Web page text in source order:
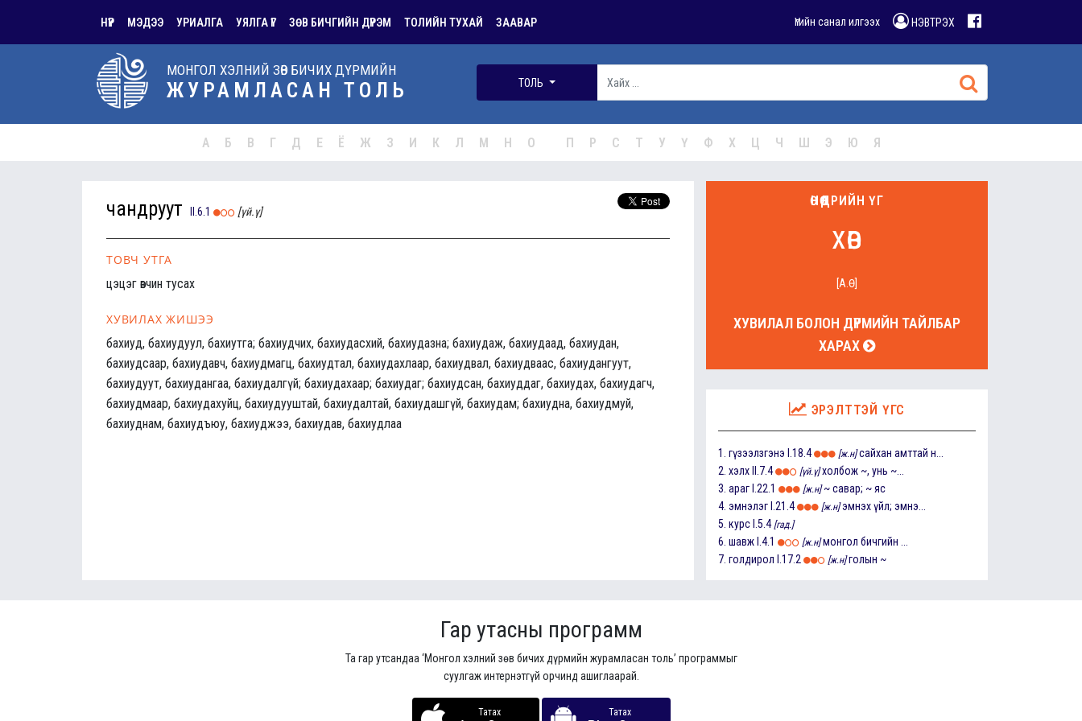
НҮҮР МЭДЭЭ УРИАЛГА УЯЛГА ҮГ ЗӨВ БИЧГИЙН ДҮРЭМ ТОЛИЙН ТУХАЙ ЗААВАР Үгийн санал илгээх НЭВТРЭХ
МОНГОЛ ХЭЛНИЙ ЗӨВ БИЧИХ ДҮРМИЙН
ЖУРАМЛАСАН ТОЛЬ ТОЛЬ
А Б В Г Д Е Ё Ж З И К Л М Н О П Р С Т У Ү Ф Х Ц Ч Ш Э Ю Я
чандруут II.6.1 [үй.ү]
ТОВЧ УТГА
цэцэг өвчин тусах
ХУВИЛАХ ЖИШЭЭ
бахиуд, бахиудуул, бахиутга; бахиудчих, бахиудасхий, бахиудазна; бахиудаж, бахиудаад, бахиудан,
бахиудсаар, бахиудавч, бахиудмагц, бахиудтал, бахиудахлаар, бахиудвал, бахиудваас, бахиудангуут,
бахиудуут, бахиудангаа, бахиудалгүй; бахиудахаар; бахиудаг; бахиудсан, бахиуддаг, бахиудах, бахиудагч,
бахиудмаар, бахиудахуйц, бахиудууштай, бахиудалтай, бахиудашгүй, бахиудам; бахиудна, бахиудмуй,
бахиуднам, бахиудъюу, бахиуджээ, бахиудав, бахиудлаа
ӨНӨӨДРИЙН ҮГ
хөв
[А.Ө]
ХУВИЛАЛ БОЛОН ДҮРМИЙН ТАЙЛБАР
ХАРАХ
ЭРЭЛТТЭЙ ҮГС
1. гүзээлзгэнэ I.18.4 [ж.н] сайхан амттай н...
2. хэлх II.7.4 [үй.ү] холбож ~, унь ~...
3. араг I.22.1 [ж.н] ~ савар; ~ яс
4. эмнэлэг I.21.4 [ж.н] эмнэх үйл; эмнэ...
5. курс I.5.4 [гад.]
6. шавж I.4.1 [ж.н] монгол бичгийн ...
7. голдирол I.17.2 [ж.н] голын ~
Гар утасны программ
Та гар утсандаа ‘Монгол хэлний зөв бичих дүрмийн журамласан толь’ программыг
суулгаж интернэтгүй орчинд ашиглаарай.
Татах Татах